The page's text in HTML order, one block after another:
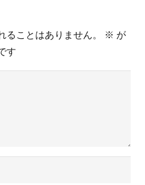
ことはありません。 ※ が
す